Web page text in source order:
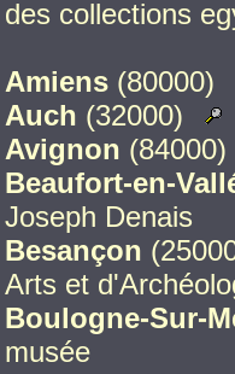
des collections
Amiens (80000)
Auch (32000)
Avignon (84000)
Beaufort-en-
Joseph Denais
Besançon
Arts et
Boulogne-Sur-
musée